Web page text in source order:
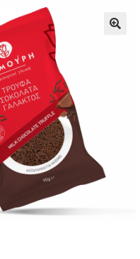
Τρόποι Πληρωμής